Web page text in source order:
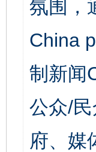
氛围，
China
制新闻
公众/
府、媒